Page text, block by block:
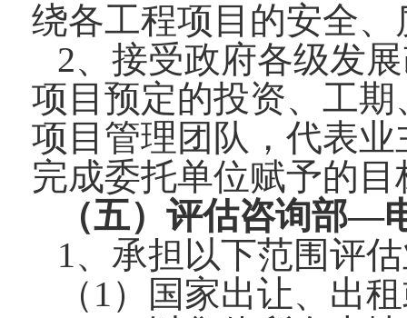
绕各工程项目的安全
2、接受政府各级发
项目预定的投资、工
项目管理团队，代表
完成委托单位赋予的
（五）评估咨询部—
1、承担以下范围评
（1）国家出让、出